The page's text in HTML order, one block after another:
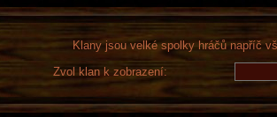
Klany jsou velké spolky hráčů napříč
Zvol klan k zobrazení: